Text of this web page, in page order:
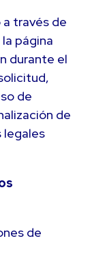
través de
página
durante el
de
de
legales
de